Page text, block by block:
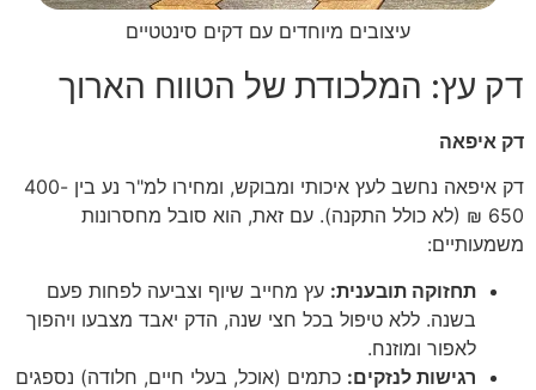
עיצובים מיוחדים עם דקים סינטטיים
דק עץ: המלכודת של הטווח הארוך
דק איפאה
דק איפאה נחשב לעץ איכותי ומבוקש, ומחירו למ"ר נע בין 400-
650 ₪ (לא כולל התקנה). עם זאת, הוא סובל מחסרונות
משמעותיים:
תחזוקה תובענית: עץ מחייב שיוף וצביעה לפחות פעם
בשנה. ללא טיפול בכל חצי שנה, הדק יאבד מצבעו ויהפוך
לאפור ומוזנח.
רגישות לנזקים: כתמים (אוכל, בעלי חיים, חלודה) נספגים